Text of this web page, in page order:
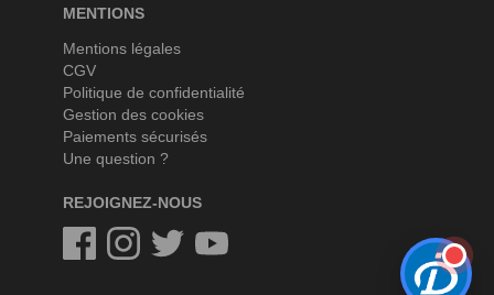
MENTIONS
Mentions légales
CGV
Politique de confidentialité
Gestion des cookies
Paiements sécurisés
Une question ?
REJOIGNEZ-NOUS
FacebookInstagramTwitterTwitter